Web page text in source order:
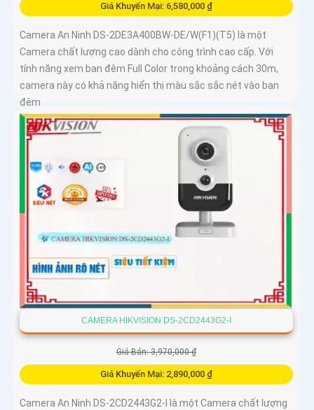
Giá Khuyến Mại: 6,580,000 ₫
Camera An Ninh DS-2DE3A400BW-DE/W(F1)(T5) là một
Camera chất lượng cao dành cho công trình cao cấp. Với
tính năng xem ban đêm Full Color trong khoảng cách 30m,
camera này có khả năng hiển thị màu sắc sắc nét vào ban
đêm
CAMERA HIKVISION DS-2CD2443G2-I
Giá Bán: 3,970,000 ₫
Giá Khuyến Mại: 2,890,000 ₫
Camera An Ninh DS-2CD2443G2-I là một Camera chất lượng